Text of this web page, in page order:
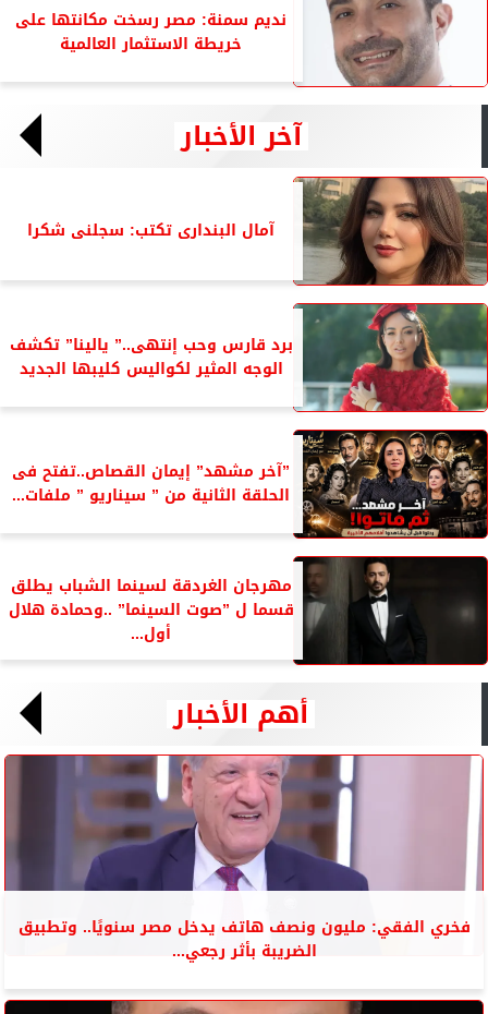
نديم سمنة: مصر رسخت مكانتها على
خريطة الاستثمار العالمية
آخر الأخبار
آمال البندارى تكتب: سجلنى شكرا
برد قارس وحب إنتهى..” يالينا” تكشف
الوجه المثير لكواليس كليبها الجديد
”آخر مشهد” إيمان القصاص..تفتح فى
الحلقة الثانية من ” سيناريو ” ملفات...
مهرجان الغردقة لسينما الشباب يطلق
قسما ل ”صوت السينما” ..وحمادة هلال
أول...
أهم الأخبار
فخري الفقي: مليون ونصف هاتف يدخل مصر سنويًا.. وتطبيق
الضريبة بأثر رجعي...